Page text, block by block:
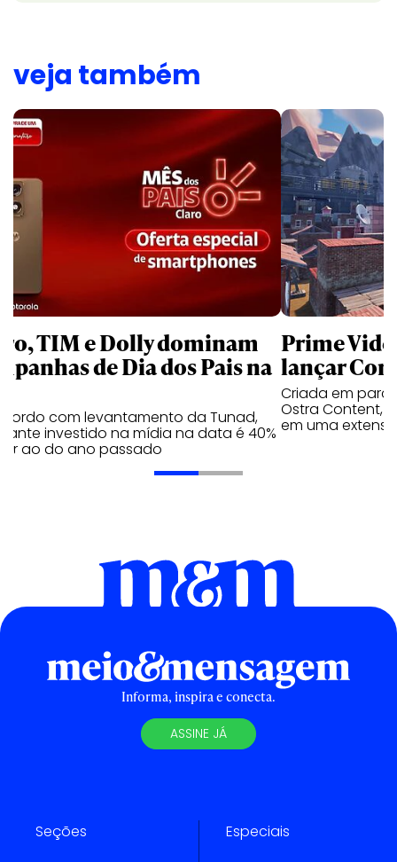
veja também
TIM e Dolly dominam
de Dia dos Pais na
com levantamento da Tunad,
investido na mídia na data é 40%
ao do ano passado
Prime
lançar
Criada em
Ostra Content,
em uma
Informa, inspira e conecta.
ASSINE JÁ
Seções Especiais